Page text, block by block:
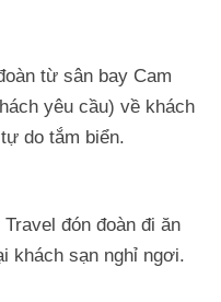
từ sân bay Cam
yêu cầu) về khách
do tắm biển.
đón đoàn đi ăn
khách sạn nghỉ ngơi.